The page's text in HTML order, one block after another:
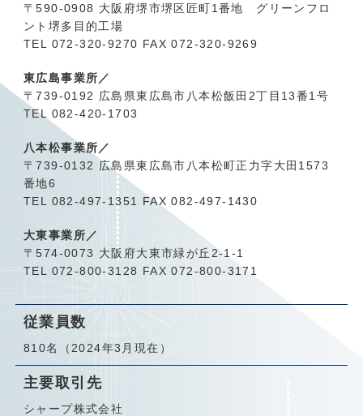
〒590-0908 大阪府堺市堺区匠町1番地 グリーンフロ
ント堺多目的工場
TEL 072-320-9270 FAX 072-320-9269
東広島事業所／
〒739-0192 広島県東広島市八本松飯田2丁目13番1号
TEL 082-420-1703
八本松事業所／
〒739-0132 広島県東広島市八本松町正力字大田1573
番地6
TEL 082-497-1351 FAX 082-497-1430
大東事業所／
〒574-0073 大阪府大東市緑が丘2-1-1
TEL 072-800-3128 FAX 072-800-3171
従業員数
810名（2024年3月現在）
主要取引先
シャープ株式会社